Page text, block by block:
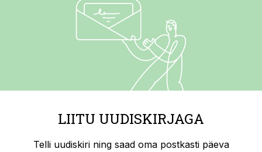
LIITU UUDISKIRJAGA
Telli uudiskiri ning saad oma postkasti päeva